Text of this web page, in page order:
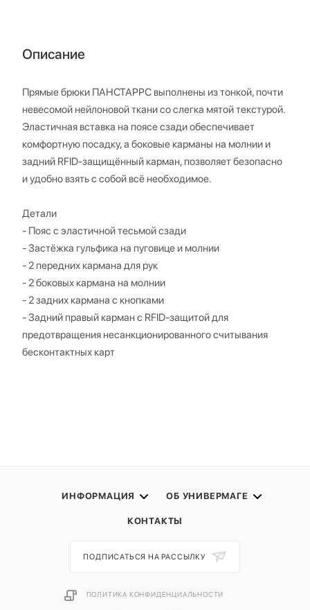
Описание
Прямые брюки ПАНСТАРРС выполнены из тонкой, почти
невесомой нейлоновой ткани со слегка мятой текстурой.
Эластичная вставка на поясе сзади обеспечивает
комфортную посадку, а боковые карманы на молнии и
задний RFID-защищённый карман, позволяет безопасно
и удобно взять с собой всё необходимое.
Детали
- Пояс с эластичной тесьмой сзади
- Застёжка гульфика на пуговице и молнии
- 2 передних кармана для рук
- 2 боковых кармана на молнии
- 2 задних кармана с кнопками
- Задний правый карман с RFID-защитой для
предотвращения несанкционированного считывания
бесконтактных карт
ИНФОРМАЦИЯ ОБ УНИВЕРМАГЕ
КОНТАКТЫ
ПОДПИСАТЬСЯ НА РАССЫЛКУ
ПОЛИТИКА КОНФИДЕНЦИАЛЬНОСТИ